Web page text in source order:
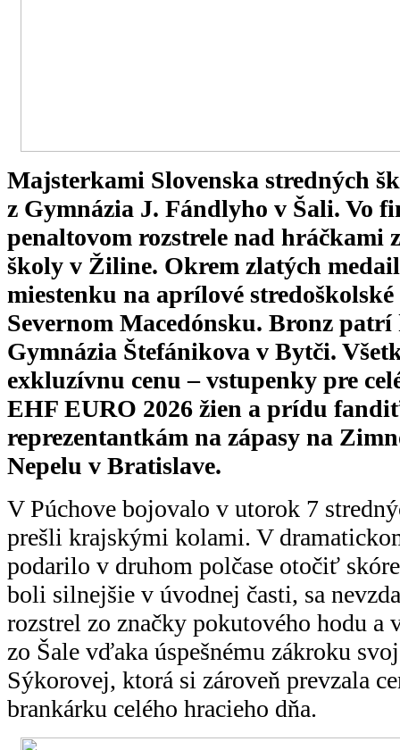
Majsterkami Slovenska stredných
z Gymnázia J. Fándlyho v Šali. Vo
penaltovom rozstrele nad hráčkami
školy v Žiline. Okrem zlatých
miestenku na aprílové
Severnom Macedónsku. Bronz
Gymnázia Štefánikova v Bytči.
exkluzívnu cenu – vstupenky pre
EHF EURO 2026 žien a prídu
reprezentantkám na zápasy na
Nepelu v Bratislave.
V Púchove bojovalo v utorok 7
prešli krajskými kolami. V
podarilo v druhom polčase otočiť
boli silnejšie v úvodnej časti, sa
rozstrel zo značky pokutového hodu a
zo Šale vďaka úspešnému zákroku
Sýkorovej, ktorá si zároveň prevzala
brankárku celého hracieho dňa.